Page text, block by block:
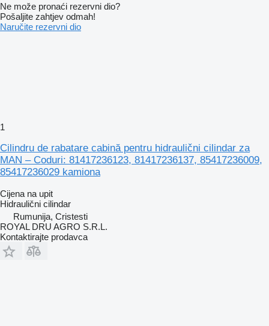
Ne može pronaći rezervni dio?
Pošaljite zahtjev odmah!
Naručite rezervni dio
1
Cilindru de rabatare cabină pentru hidraulični cilindar za
MAN – Coduri: 81417236123, 81417236137, 85417236009,
85417236029 kamiona
Cijena na upit
Hidraulični cilindar
Rumunija, Cristesti
ROYAL DRU AGRO S.R.L.
Kontaktirajte prodavca